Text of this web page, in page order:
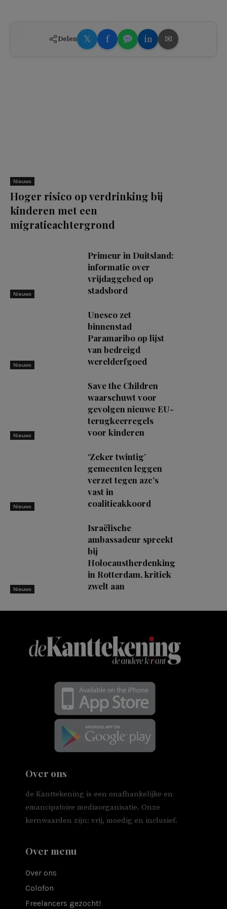
Delen 𝕏 f in ✉
Nieuws
Hoger risico op verdrinking bij
kinderen met een
migratieachtergrond
Nieuws
Primeur in Duitsland:
informatie over
vrijdaggebed op
stadsbord
Nieuws
Unesco zet
binnenstad
Paramaribo op lijst
van bedreigd
werelderfgoed
Nieuws
Save the Children
waarschuwt voor
gevolgen nieuwe EU-
terugkeerregels
voor kinderen
Nieuws
‘Zeker twintig’
gemeenten leggen
verzet tegen azc’s
vast in
coalitieakkoord
Nieuws
Israëlische
ambassadeur spreekt
bij
Holocaustherdenking
in Rotterdam, kritiek
zwelt aan
Over ons
de Kanttekening is een onafhankelijke en
emancipatoire mediaorganisatie. Onze
kernwaarden zijn: vrij, moedig en inclusief.
Over menu
Over ons
Colofon
Freelancers gezocht!